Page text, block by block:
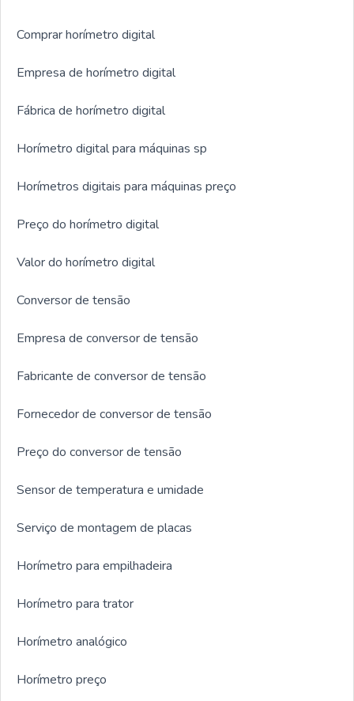
Comprar horímetro digital
Empresa de horímetro digital
Fábrica de horímetro digital
Horímetro digital para máquinas sp
Horímetros digitais para máquinas preço
Preço do horímetro digital
Valor do horímetro digital
Conversor de tensão
Empresa de conversor de tensão
Fabricante de conversor de tensão
Fornecedor de conversor de tensão
Preço do conversor de tensão
Sensor de temperatura e umidade
Serviço de montagem de placas
Horímetro para empilhadeira
Horímetro para trator
Horímetro analógico
Horímetro preço